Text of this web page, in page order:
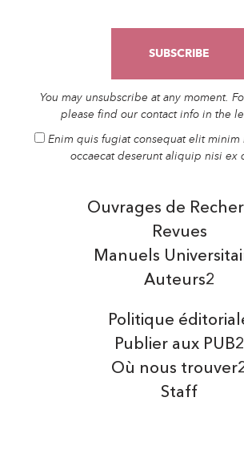
You may unsubscribe at any moment.
please find our contact info in the
Enim quis fugiat consequat elit minim
occaecat deserunt aliquip nisi ex
Auteurs2
Manuels
Ouvrages de
Revues
Politique
Publier aux PUB2
Où nous
Staff